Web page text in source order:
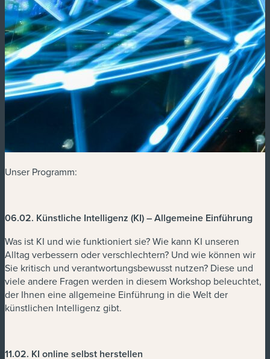
Unser Programm:
06.02. Künstliche Intelligenz (KI) – Allgemeine Einführung
Was ist KI und wie funktioniert sie? Wie kann KI unseren
Alltag verbessern oder verschlechtern? Und wie können wir
Sie kritisch und verantwortungsbewusst nutzen? Diese und
viele andere Fragen werden in diesem Workshop beleuchtet,
der Ihnen eine allgemeine Einführung in die Welt der
künstlichen Intelligenz gibt.
11.02. KI online selbst herstellen